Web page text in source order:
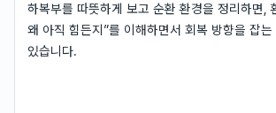
하복부를 따뜻하게 보고 순환 환경을 정리하면,
왜 아직 힘든지”를 이해하면서 회복 방향을 잡
있습니다.